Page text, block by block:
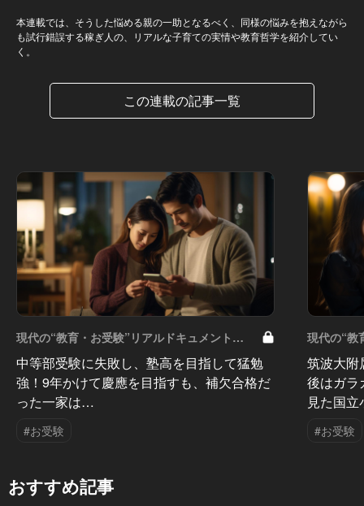
本連載では、そうした悩める親の一助となるべく、同様の悩みを抱えながら
も試行錯誤する稼ぎ人の、リアルな子育ての実情や教育哲学を紹介してい
く。
この連載の記事一覧
現代の“教育・お受験”リアルドキュメント
Vol.50
中等部受験に失敗し、塾高を目指して猛勉
強！9年かけて慶應を目指すも、補欠合格だ
った一家は…
#お受験
現代の“教
Vol.49
筑波大附
後はガラ
見た国
#お受験
おすすめ記事